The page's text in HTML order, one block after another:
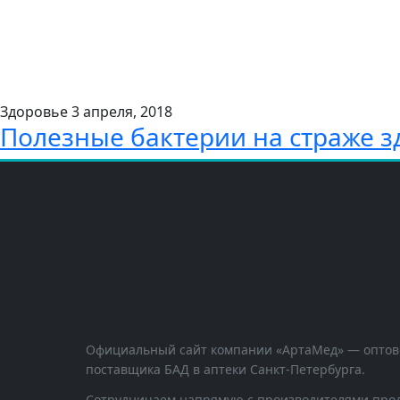
Здоровье3 апреля, 2018
Полезные бактерии на страже
Официальный сайт компании «АртаМед» —
поставщика БАД в аптеки Санкт-Петербурга.